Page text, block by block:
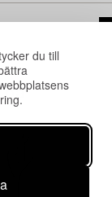
du till
på